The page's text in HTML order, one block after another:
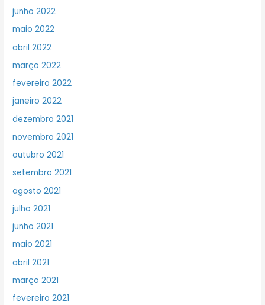
junho 2022
maio 2022
abril 2022
março 2022
fevereiro 2022
janeiro 2022
dezembro 2021
novembro 2021
outubro 2021
setembro 2021
agosto 2021
julho 2021
junho 2021
maio 2021
abril 2021
março 2021
fevereiro 2021